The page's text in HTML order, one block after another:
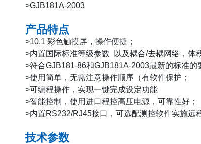
>GJB181A-2003
产品特点
>10.1 彩色触摸屏，操作便捷；
>内置国际标准等级参数 以及耦合/去耦网络，体
>符合GJB181-86和GJB181A-2003最新的标准的
>使用简单，无需注意操作顺序（有软件保护；
>可编程操作，实现一键完成设定功能
>智能控制，使用进口程控高压电源，可靠性好；
>内置RS232/RJ45接口，可选配测控软件实施远
技术参数